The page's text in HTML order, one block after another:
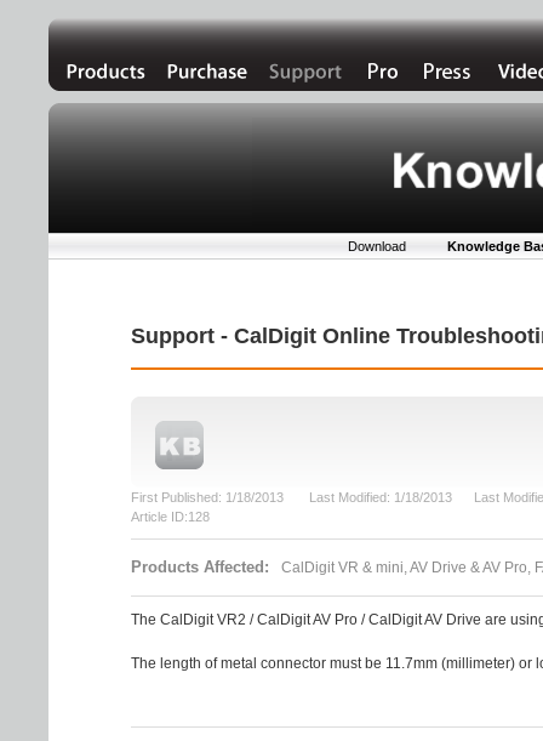
Download Knowledge
Support - CalDigit Online
First Published: 1/18/2013 Last Modified: 1/18/2013 Last
Article ID:128
Products Affected: CalDigit VR & mini, AV Drive & AV Pro,
The CalDigit VR2 / CalDigit AV Pro / CalDigit AV Drive are
The length of metal connector must be 11.7mm (millimeter) or